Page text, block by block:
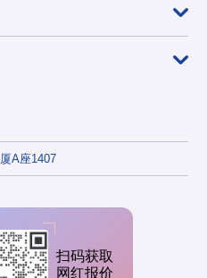
A座1407
扫码获取
网红报价